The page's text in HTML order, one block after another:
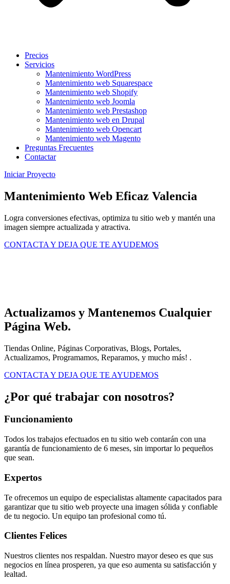
Precios
Servicios
Mantenimiento WordPress
Mantenimiento web Squarespace
Mantenimiento web Shopify
Mantenimiento web Joomla
Mantenimiento web Prestashop
Mantenimiento web en Drupal
Mantenimiento web Opencart
Mantenimiento web Magento
Preguntas Frecuentes
Contactar
Iniciar Proyecto
Mantenimiento Web Eficaz Valencia
Logra conversiones efectivas, optimiza tu sitio web y mantén una
imagen siempre actualizada y atractiva.
CONTACTA Y DEJA QUE TE AYUDEMOS
Actualizamos y Mantenemos Cualquier
Página Web.
Tiendas Online, Páginas Corporativas, Blogs, Portales,
Actualizamos, Programamos, Reparamos, y mucho más! .
CONTACTA Y DEJA QUE TE AYUDEMOS
¿Por qué trabajar con nosotros?
Funcionamiento
Todos los trabajos efectuados en tu sitio web contarán con una
garantía de funcionamiento de 6 meses, sin importar lo pequeños
que sean.
Expertos
Te ofrecemos un equipo de especialistas altamente capacitados para
garantizar que tu sitio web proyecte una imagen sólida y confiable
de tu negocio. Un equipo tan profesional como tú.
Clientes Felices
Nuestros clientes nos respaldan. Nuestro mayor deseo es que sus
negocios en línea prosperen, ya que eso aumenta su satisfacción y
lealtad.